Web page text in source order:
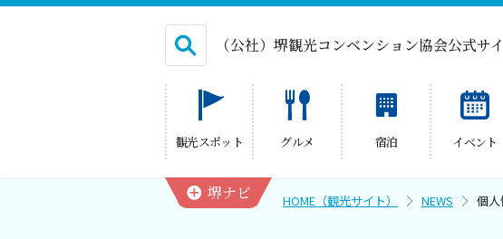
（公社）堺観光コンベンション協会公式サ
観光スポット グルメ 宿泊 イベント
堺ナビ HOME（観光サイト） NEWS 個人